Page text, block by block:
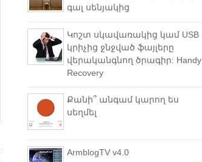
գալ սենյակից
Կոշտ սկավառակից կամ USB
կրիչից ջնջված ֆայլերը
վերականգնող ծրագիր: Handy
Recovery
Քանի՞ անգամ կարող ես
սեղմել
ArmblogTV v4.0